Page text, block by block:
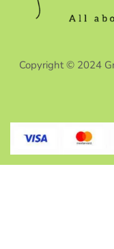
Copyright © 2024